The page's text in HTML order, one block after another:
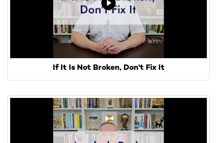
If It Is Not Broken, Don't Fix It